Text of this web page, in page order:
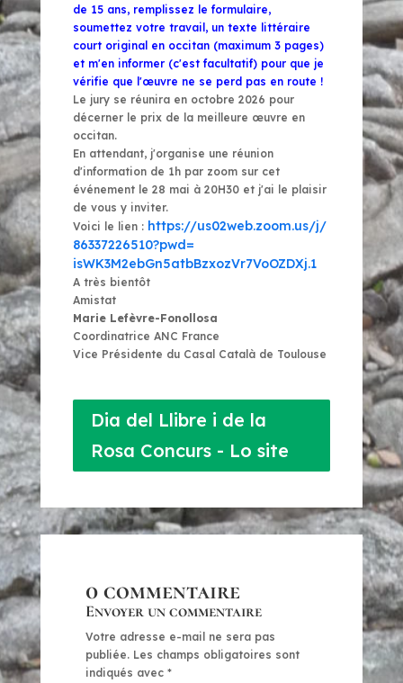
de 15 ans, remplissez le formulaire,
soumettez votre travail, un texte littéraire
court original en occitan (maximum 3 pages)
et m'en informer (c'est facultatif) pour que je
vérifie que l'œuvre ne se perd pas en route !
Le jury se réunira en octobre 2026 pour
décerner le prix de la meilleure œuvre en
occitan.
En attendant, j'organise une réunion
d'information de 1h par zoom sur cet
événement le 28 mai à 20H30 et j'ai le plaisir
de vous y inviter.
Voici le lien : https://us02web.zoom.us/j/
86337226510?pwd=
isWK3M2ebGn5atbBzxozVr7VoOZDXj.1
A très bientôt
Amistat
Marie Lefèvre-Fonollosa
Coordinatrice ANC France
Vice Présidente du Casal Català de Toulouse
Dia del Llibre i de la
Rosa Concurs - Lo site
0 commentaire
Envoyer un commentaire
Votre adresse e-mail ne sera pas
publiée. Les champs obligatoires sont
indiqués avec *